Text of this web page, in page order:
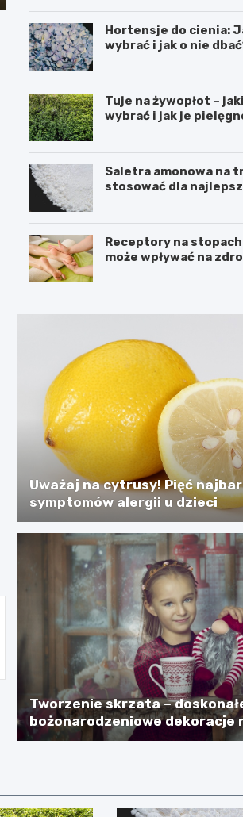
Hortensje do cienia:
wybrać i jak o nie
Tuje na żywopłot –
wybrać i jak je
Saletra amonowa na
stosować dla
Receptory na
może wpływać na
Uważaj na cytrusy! Pięć
symptomów alergii u dzieci
Tworzenie skrzata –
bożonarodzeniowe dekoracje